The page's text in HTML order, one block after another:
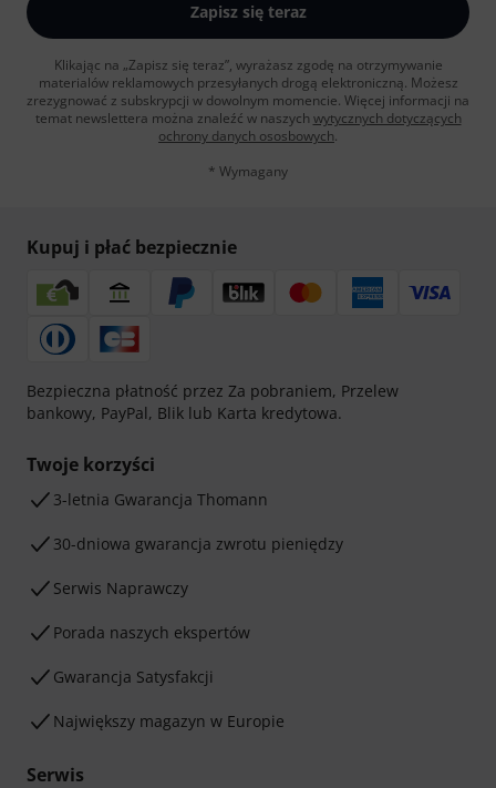
Zapisz się teraz
Klikając na „Zapisz się teraz”, wyrażasz zgodę na otrzymywanie
materialów reklamowych przesyłanych drogą elektroniczną. Możesz
zrezygnować z subskrypcji w dowolnym momencie. Więcej informacji na
temat newslettera można znaleźć w naszych wytycznych dotyczących
ochrony danych ososbowych.
* Wymagany
Kupuj i płać bezpiecznie
Bezpieczna płatność przez Za pobraniem, Przelew
bankowy, PayPal, Blik lub Karta kredytowa.
Twoje korzyści
3-letnia Gwarancja Thomann
30-dniowa gwarancja zwrotu pieniędzy
Serwis Naprawczy
Porada naszych ekspertów
Gwarancja Satysfakcji
Największy magazyn w Europie
Serwis